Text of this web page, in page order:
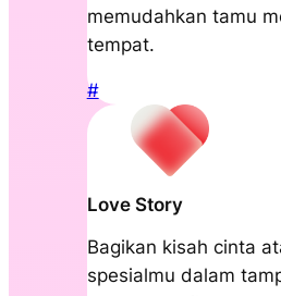
memudahkan tamu
tempat.
#
Love Story
Bagikan kisah cinta
spesialmu dalam